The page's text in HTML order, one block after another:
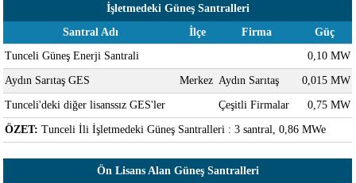
İşletmedeki Güneş Santralleri
Santral Adı
İlçe Firma
Güç
Tunceli Güneş Enerji Santrali
0,10 MW
Aydın Sarıtaş GES Merkez Aydın Sarıtaş 0,015 MW
Tunceli'deki diğer lisanssız GES'ler Çeşitli Firmalar 0,75 MW
ÖZET: Tunceli İli İşletmedeki Güneş Santralleri : 3 santral, 0,86 MWe
Ön Lisans Alan Güneş Santralleri